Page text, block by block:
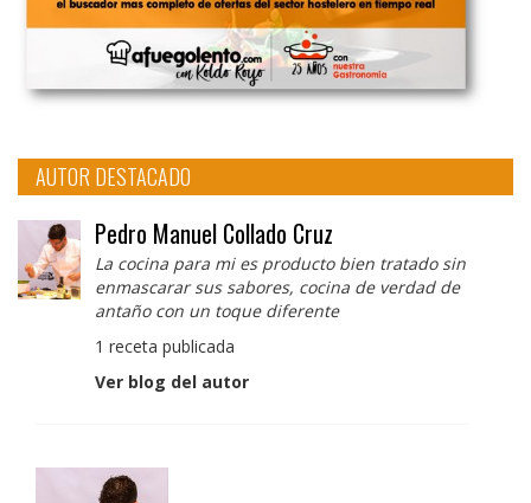
AUTOR DESTACADO
Pedro Manuel Collado Cruz
La cocina para mi es producto bien tratado sin
enmascarar sus sabores, cocina de verdad de
antaño con un toque diferente
1 receta publicada
Ver blog del autor